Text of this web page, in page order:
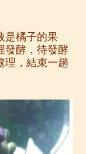
是橘子的果
發酵，待發酵
理，結束一趟